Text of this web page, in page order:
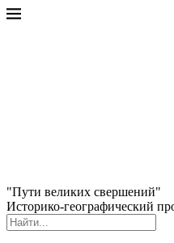
"Пути великих свершений"
Историко-географический